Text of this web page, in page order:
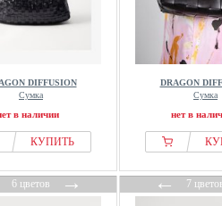
DIFFUSION
Сумка
в наличии
КУПИТЬ
DRAGON
Сумка
нет в
6 цветов→ ←7